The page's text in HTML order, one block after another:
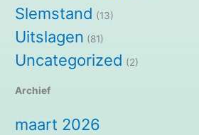
Slemstand (13)
Uitslagen (81)
Uncategorized (2)
Archief
maart 2026